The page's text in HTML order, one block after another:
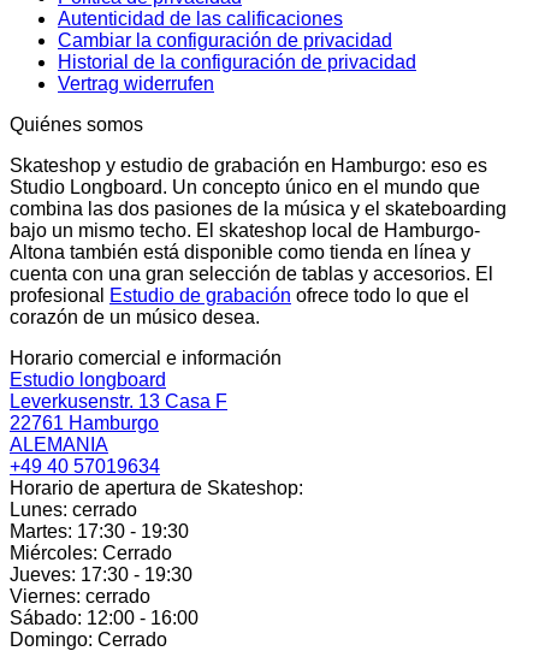
Autenticidad de las calificaciones
Cambiar la configuración de privacidad
Historial de la configuración de privacidad
Vertrag widerrufen
Quiénes somos
Skateshop y estudio de grabación en Hamburgo: eso es
Studio Longboard. Un concepto único en el mundo que
combina las dos pasiones de la música y el skateboarding
bajo un mismo techo. El skateshop local de Hamburgo-
Altona también está disponible como tienda en línea y
cuenta con una gran selección de tablas y accesorios. El
profesional
Estudio de grabación ofrece todo lo que el
corazón de un músico desea.
Horario comercial e información
Estudio longboard
Leverkusenstr. 13 Casa F
22761 Hamburgo
ALEMANIA
+49 40 57019634
Horario de apertura de Skateshop:
Lunes: cerrado
Martes: 17:30 - 19:30
Miércoles: Cerrado
Jueves: 17:30 - 19:30
Viernes: cerrado
Sábado: 12:00 - 16:00
Domingo: Cerrado